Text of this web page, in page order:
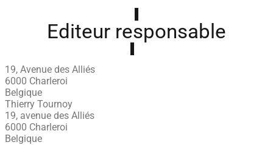
Editeur responsable
19, Avenue des Alliés
6000 Charleroi
Belgique
Thierry Tournoy
19, avenue des Alliés
6000 Charleroi
Belgique